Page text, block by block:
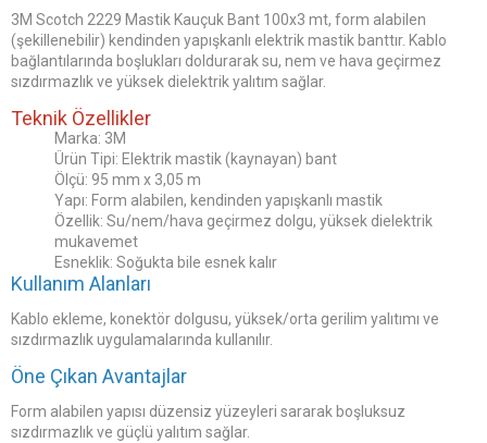
3M Scotch 2229 Mastik Kauçuk Bant 100x3 mt, form alabilen
(şekillenebilir) kendinden yapışkanlı elektrik mastik banttır. Kablo
bağlantılarında boşlukları doldurarak su, nem ve hava geçirmez
sızdırmazlık ve yüksek dielektrik yalıtım sağlar.
Teknik Özellikler
Marka: 3M
Ürün Tipi: Elektrik mastik (kaynayan) bant
Ölçü: 95 mm x 3,05 m
Yapı: Form alabilen, kendinden yapışkanlı mastik
Özellik: Su/nem/hava geçirmez dolgu, yüksek dielektrik
mukavemet
Esneklik: Soğukta bile esnek kalır
Kullanım Alanları
Kablo ekleme, konektör dolgusu, yüksek/orta gerilim yalıtımı ve
sızdırmazlık uygulamalarında kullanılır.
Öne Çıkan Avantajlar
Form alabilen yapısı düzensiz yüzeyleri sararak boşluksuz
sızdırmazlık ve güçlü yalıtım sağlar.